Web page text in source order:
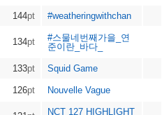
144pt #weatheringwithchan
134pt
#스물네번째가을_연
준이란_바다_
133pt Squid Game
126pt Nouvelle Vague
NCT 127 HIGHLIGHT